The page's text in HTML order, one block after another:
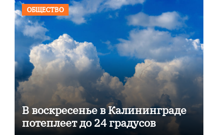
ОБЩЕСТВО
В воскресенье в Калининграде
потеплеет до 24 градусов